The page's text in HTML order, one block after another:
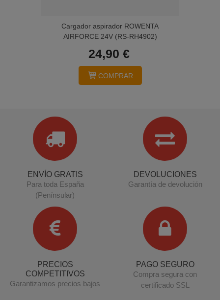
Cargador aspirador ROWENTA
AIRFORCE 24V (RS-RH4902)
24,90 €
COMPRAR
ENVÍO GRATIS
Para toda España
(Penínsular)
DEVOLUCIONES
Garantía de devolución
PRECIOS
COMPETITIVOS
Garantizamos precios bajos
PAGO SEGURO
Compra segura con
certificado SSL